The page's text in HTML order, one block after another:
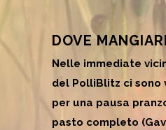
DOVE
Nelle immediate
del PolliBlitz ci sono
per una pausa
pasto completo